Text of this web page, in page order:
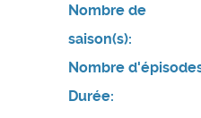
Nombre de
saison(s):
Nombre
Durée: